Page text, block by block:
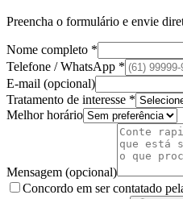
Preencha o formulário e envie
Nome completo *
Telefone / WhatsApp *
E-mail (opcional)
Tratamento de interesse *
Melhor horário
Mensagem (opcional)
Concordo em ser contatado